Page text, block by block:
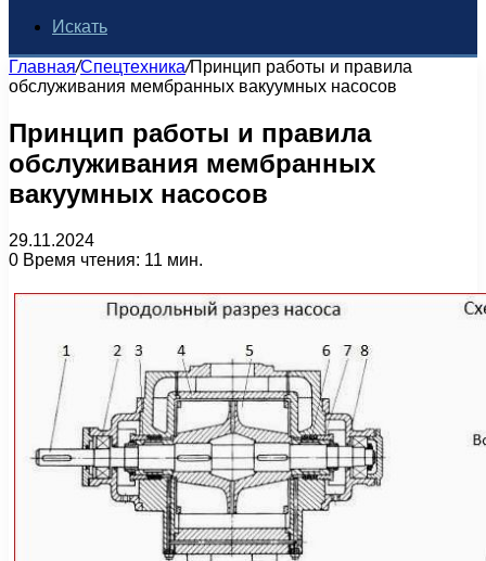
Искать
Главная/Спецтехника/Принцип работы и правила
обслуживания мембранных вакуумных насосов
Принцип работы и правила
обслуживания мембранных
вакуумных насосов
29.11.2024
0 Время чтения: 11 мин.